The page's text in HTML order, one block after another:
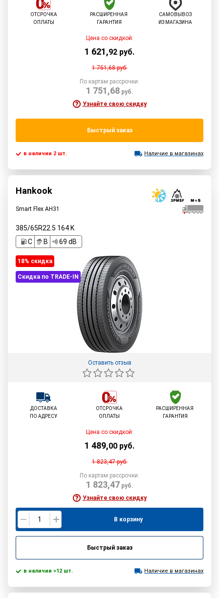
ОТСРОЧКА
ОПЛАТЫ
РАСШИРЕННАЯ
ГАРАНТИЯ
САМОВЫВОЗ
ИЗ МАГАЗИНА
Цена со скидкой:
1 621,92 руб.
1 751,68руб.
По картам рассрочки:
1 751,68руб.
Узнайте свою скидку
Быстрый заказ
в наличии 2 шт. Наличие в магазинах
Hankook
Smart Flex AH31
385/65R22.5 164 K
C
B 69 dB
18% cкидка
Скидка по TRADE-IN
Оставить отзыв
ДОСТАВКА
ПО АДРЕСУ
ОТСРОЧКА
ОПЛАТЫ
РАСШИРЕННАЯ
ГАРАНТИЯ
Цена со скидкой:
1 489,00 руб.
1 823,47руб.
По картам рассрочки:
1 823,47 руб.
Узнайте свою скидку
В корзину
Быстрый заказ
в наличии >12 шт. Наличие в магазинах